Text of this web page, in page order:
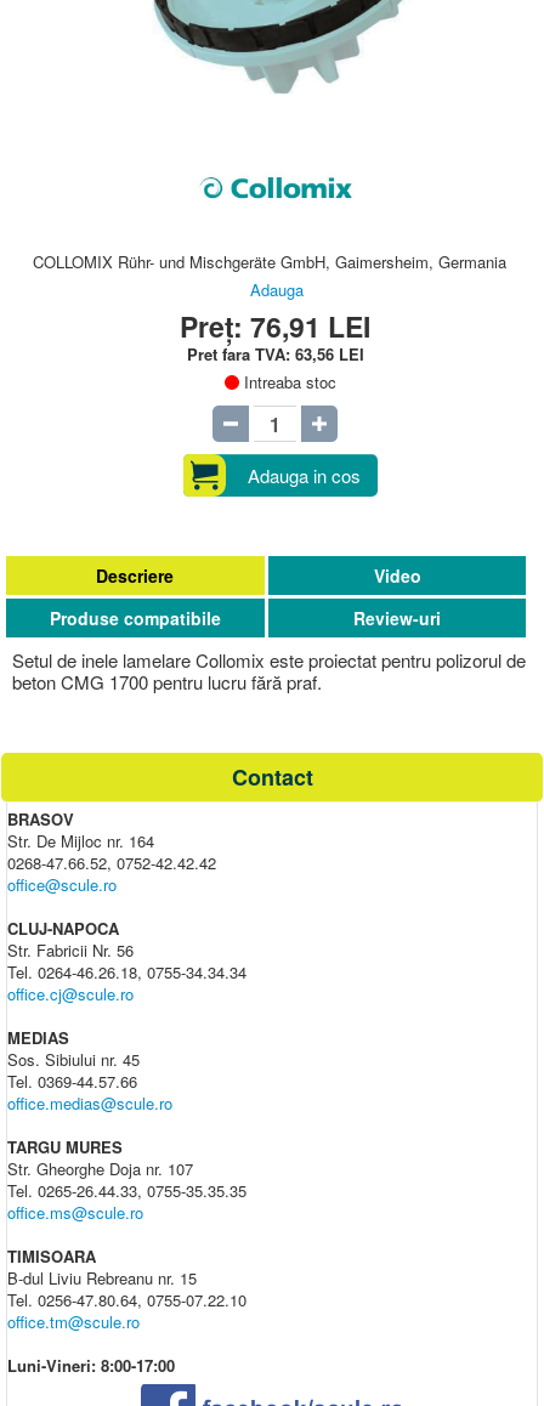
COLLOMIX Rühr- und Mischgeräte GmbH, Gaimersheim, Germania
Adauga
Preț:76,91 LEI
Pret fara TVA: 63,56 LEI
Intreaba stoc
Adauga in cos
Descriere
Setul de inele lamelare Collomix este proiectat pentru polizorul de
beton CMG 1700 pentru lucru fără praf.
Video
Produse compatibile
Review-uri
Contact
BRASOV
Str. De Mijloc nr. 164
0268-47.66.52, 0752-42.42.42
office@scule.ro
CLUJ-NAPOCA
Str. Fabricii Nr. 56
Tel. 0264-46.26.18, 0755-34.34.34
office.cj@scule.ro
MEDIAS
Sos. Sibiului nr. 45
Tel. 0369-44.57.66
office.medias@scule.ro
TARGU MURES
Str. Gheorghe Doja nr. 107
Tel. 0265-26.44.33, 0755-35.35.35
office.ms@scule.ro
TIMISOARA
B-dul Liviu Rebreanu nr. 15
Tel. 0256-47.80.64, 0755-07.22.10
office.tm@scule.ro
Luni-Vineri: 8:00-17:00